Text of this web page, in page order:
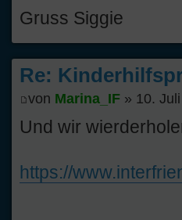
Gruss Siggie
Re:
von Marina_IF » 10.
Und wir
https://